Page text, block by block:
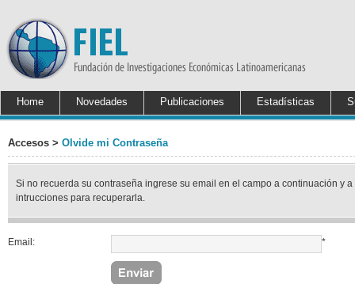
Home Novedades Publicaciones Estadísticas
Accesos > Olvide mi Contraseña
Si no recuerda su contraseña ingrese su email en el campo a continuación y
intrucciones para recuperarla.
Email: *